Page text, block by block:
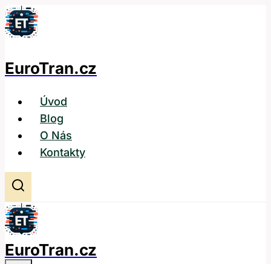
Přeskočit
na
EuroTran.cz
Úvod
Blog
O Nás
Kontakty
EuroTran.cz